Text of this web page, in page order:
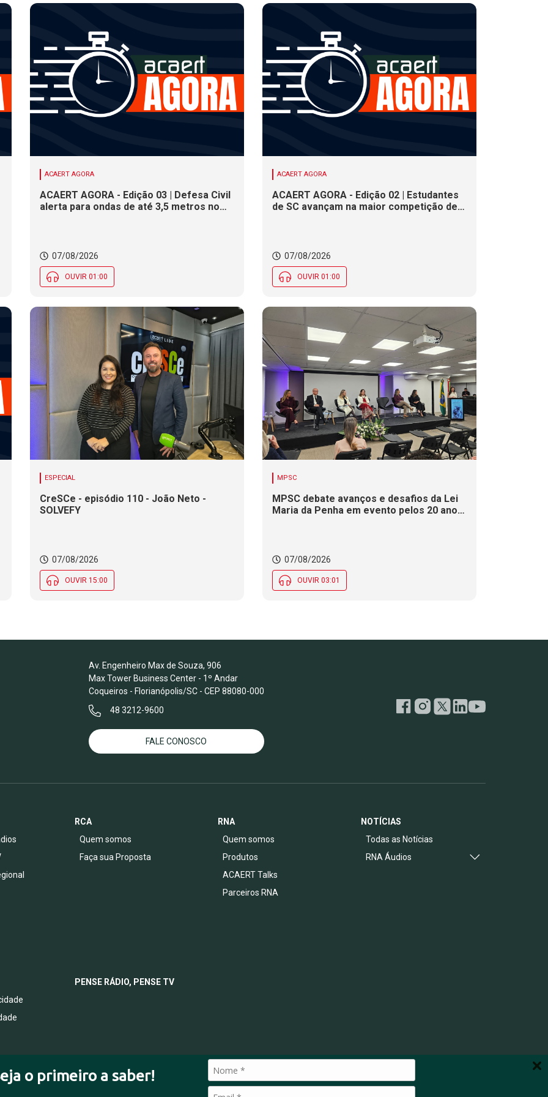
o primeiro a saber!
ACAERT AGORA
ACAERT AGORA - Edição 03 | Defesa Civil
alerta para ondas de até 3,5 metros no
tradições indígenas e de imigrantes em
SC
07/08/2026
OUVIR 01:00
ACAERT AGORA
ACAERT AGORA - Edição 02 | Estudantes
de SC avançam na maior competição de
Certificação de Responsabilidade Social
nesta sexta (7)
07/08/2026
OUVIR 01:00
ESPECIAL
CreSCe - episódio 110 - João Neto -
SOLVEFY
07/08/2026
OUVIR 15:00
MPSC
MPSC debate avanços e desafios da Lei
Maria da Penha em evento pelos 20 anos
07/08/2026
OUVIR 03:01
Av. Engenheiro Max de Souza, 906
Max Tower Business Center - 1º Andar
Coqueiros - Florianópolis/SC - CEP 88080-000
48 3212-9600
FALE CONOSCO
RCA
Quem somos
Faça sua Proposta
RNA
Quem somos
Produtos
ACAERT Talks
Parceiros RNA
NOTÍCIAS
Todas as Notícias
RNA Áudios
PENSE RÁDIO, PENSE TV